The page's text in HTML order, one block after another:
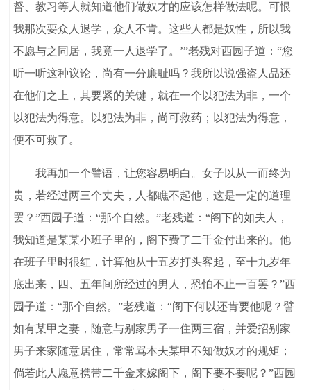
督、教习等人就知道他们做奴才的应该怎样做法呢。可恨
我那次要众人退学，众人不肯。这些人都是奴性，所以我
不愿与之同居，我竟一人退学了。’”老残对西园子道：“您
听一听这种议论，尚有一分廉耻吗？我所以说强盗人品还
在他们之上，其要紧的关键，就在一个以犯法为非，一个
以犯法为得意。以犯法为非，尚可救药；以犯法为得意，
便不可救了。
我再加一个譬语，让您容易明白。女子以从一而终为
贵，若经过两三个丈夫，人都瞧不起他，这是一定的道理
罢？”西园子道：“那个自然。”老残道：“阁下的如夫人，
我知道是某某小班子里的，阁下费了二千金付出来的。他
在班子里时很红，计算他从十五岁打头客起，至十九岁年
底出来，四、五年间所经过的男人，恐怕不止一百罢？”西
园子道：“那个自然。”老残道：“阁下何以还肯要他呢？譬
如有某甲之妻，随意与别家男子一住两三宿，并爱招别家
男子来家随意居住，常常骂本夫某甲不知做奴才的规矩；
倘若此人愿意携带二千金来嫁阁下，阁下要不要呢？”西园